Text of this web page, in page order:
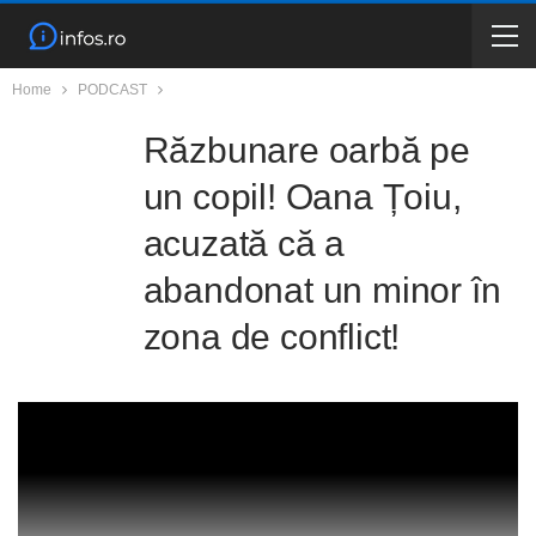
Home PODCAST
Răzbunare oarbă pe
un copil! Oana Țoiu,
acuzată că a
abandonat un minor în
zona de conflict!